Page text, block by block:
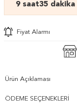
9 saat35 dakika
Fiyat Alarmı
Ürün Açıklaması
ÖDEME SEÇENEKLERI